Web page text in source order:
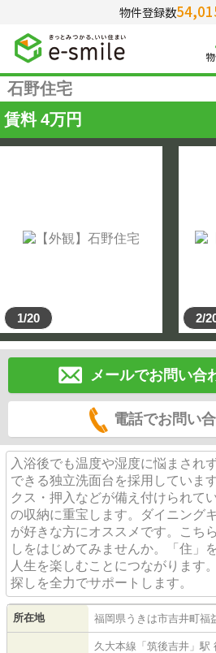
物件登録数
石野住宅
賃料 4万円
1/20 2/
メールでお問い合
電話でお問い
入浴後でも温度や湿度に悩まされ
できる独立洗面台を採用していま
クス・押入などが備え付けられて
の収納に重宝します。ダイニング
が好きな方にオススメです。こち
しをはじめてみませんか。「住」
人生を楽しむことにつながります
探しを全力でサポートします。
所在地 福岡県 うきは市吉井町福
久大本線 「筑後吉井 」駅